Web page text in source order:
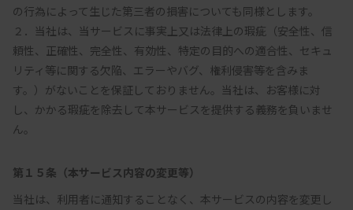
の行為によって生じた第三者の損害についても同様とします。
２．当社は、当サービスに事実上又は法律上の瑕疵（安全性、信
頼性、正確性、完全性、有効性、特定の目的への適合性、セキュ
リティ等に関する欠陥、エラーやバグ、権利侵害等を含みま
す。）がないことを保証しておりません。当社は、お客様に対
し、かかる瑕疵を除去して本サービスを提供する義務を負いませ
第１５条（本サービス内容の変更等）
当社は、利用者に通知することなく、本サービスの内容を変更し